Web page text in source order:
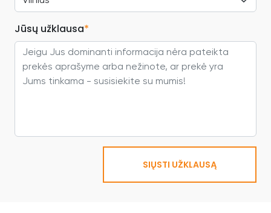
Jūsų užklausa*
SIŲSTI UŽKLAUSĄ